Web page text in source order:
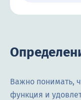
Важно понимать,
функция и